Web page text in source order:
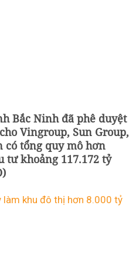
Bắc Ninh đã phê duyệt
Vingroup, Sun Group,
có tổng quy mô hơn
tư khoảng 117.172 tỷ
làm khu đô thị hơn 8.000 tỷ